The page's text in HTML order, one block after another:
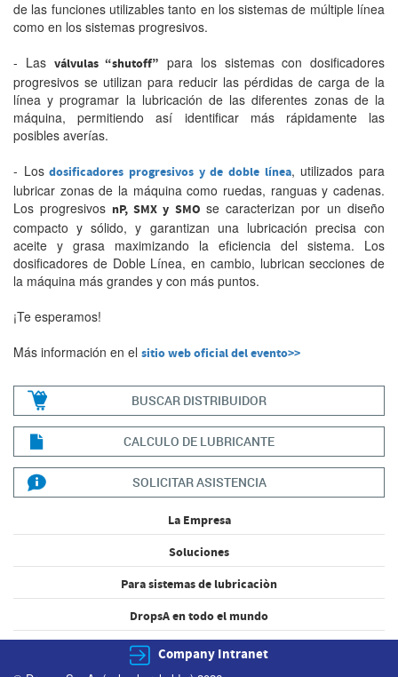
de las funciones utilizables tanto en los sistemas de múltiple línea
como en los sistemas progresivos.
- Las válvulas “shutoff” para los sistemas con dosificadores
progresivos se utilizan para reducir las pérdidas de carga de la
línea y programar la lubricación de las diferentes zonas de la
máquina, permitiendo así identificar más rápidamente las
posibles averías.
- Los dosificadores progresivos y de doble línea, utilizados para
lubricar zonas de la máquina como ruedas, ranguas y cadenas.
Los progresivos nP, SMX y SMO se caracterizan por un diseño
compacto y sólido, y garantizan una lubricación precisa con
aceite y grasa maximizando la eficiencia del sistema. Los
dosificadores de Doble Línea, en cambio, lubrican secciones de
la máquina más grandes y con más puntos.
¡Te esperamos!
Más información en el sitio web oficial del evento>>
BUSCAR DISTRIBUIDOR
CALCULO DE LUBRICANTE
SOLICITAR ASISTENCIA
La Empresa
Soluciones
Para sistemas de lubricaciòn
DropsA en todo el mundo
Company Intranet